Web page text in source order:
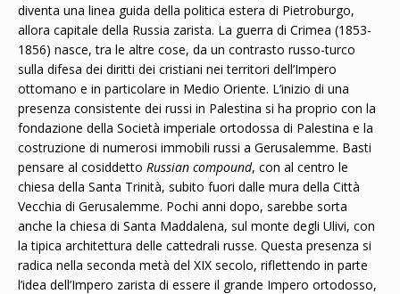
diventa una linea guida della politica estera di Pietroburgo,
allora capitale della Russia zarista. La guerra di Crimea (1853-
1856) nasce, tra le altre cose, da un contrasto russo-turco
sulla difesa dei diritti dei cristiani nei territori dell’Impero
ottomano e in particolare in Medio Oriente. L’inizio di una
presenza consistente dei russi in Palestina si ha proprio con la
fondazione della Società imperiale ortodossa di Palestina e la
costruzione di numerosi immobili russi a Gerusalemme. Basti
pensare al cosiddetto Russian compound, con al centro le
chiesa della Santa Trinità, subito fuori dalle mura della Città
Vecchia di Gerusalemme. Pochi anni dopo, sarebbe sorta
anche la chiesa di Santa Maddalena, sul monte degli Ulivi, con
la tipica architettura delle cattedrali russe. Questa presenza si
radica nella seconda metà del XIX secolo, riflettendo in parte
l’idea dell’Impero zarista di essere il grande Impero ortodosso,